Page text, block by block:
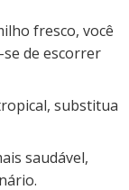
fresco, você
de escorrer
substitua
saudável,